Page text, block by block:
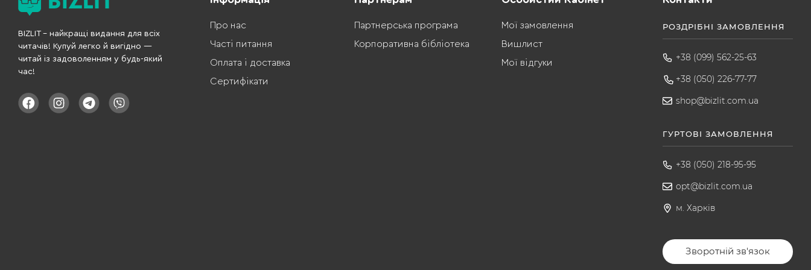
BIZLIT – найкращі видання для всіх
читачів! Купуй легко й вигідно —
читай із задоволенням у будь-який
час!
Про нас
Часті питання
Оплата і доставка
Сертифікати
Партнерська програма
Корпоративна бібліотека
Мої замовлення
Вишлист
Мої відгуки
РОЗДРІБНІ ЗАМОВЛЕННЯ
+38 (099) 562-25-63
+38 (050) 226-77-77
shop@bizlit.com.ua
ГУРТОВІ ЗАМОВЛЕННЯ
+38 (050) 218-95-95
opt@bizlit.com.ua
м. Харків
Зворотній зв'язок